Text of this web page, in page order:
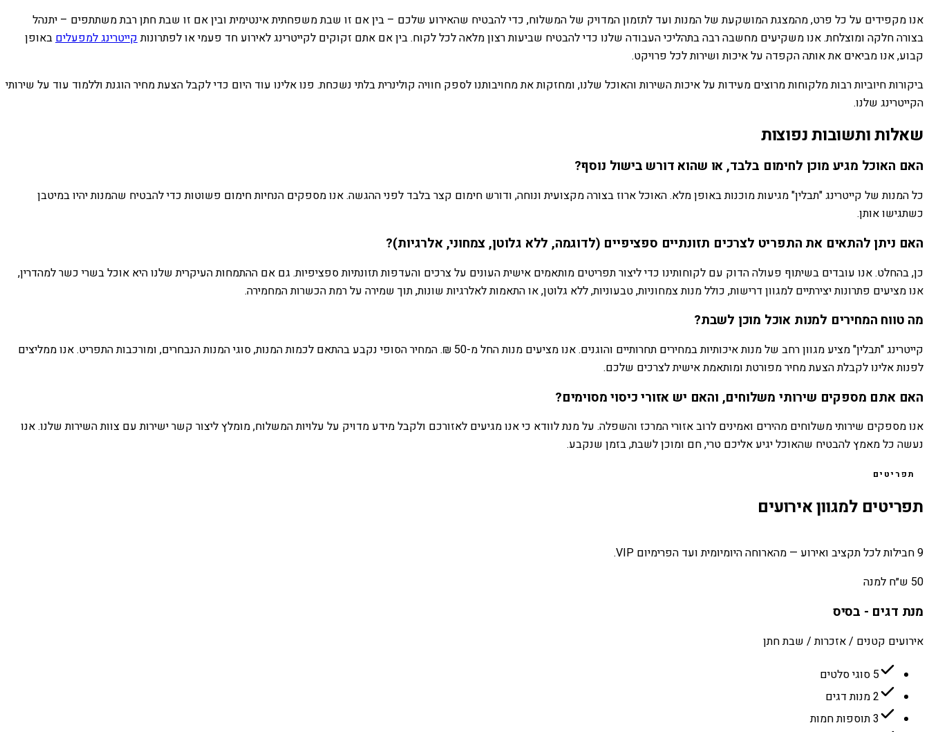
אנו מקפידים על כל פרט, מהמצגת המושקעת של המנות ועד לתזמון המדויק של המשלוח, כדי להבטיח שהאירוע שלכם – בין אם זו שבת משפחתית אינטימית ובין אם זו שבת חתן רבת משתתפים – יתנהל
בצורה חלקה ומוצלחת. אנו משקיעים מחשבה רבה בתהליכי העבודה שלנו כדי להבטיח שביעות רצון מלאה לכל לקוח. בין אם אתם זקוקים לקייטרינג לאירוע חד פעמי או לפתרונותקייטרינג למפעלים באופן
קבוע, אנו מביאים את אותה הקפדה על איכות ושירות לכל פרויקט.
ביקורות חיוביות רבות מלקוחות מרוצים מעידות על איכות השירות והאוכל שלנו, ומחזקות את מחויבותנו לספק חוויה קולינרית בלתי נשכחת. פנו אלינו עוד היום כדי לקבל הצעת מחיר הוגנת וללמוד עוד על שירותי
הקייטרינג שלנו.
שאלות ותשובות נפוצות
האם האוכל מגיע מוכן לחימום בלבד, או שהוא דורש בישול נוסף?
כל המנות של קייטרינג "תבלין" מגיעות מוכנות באופן מלא. האוכל ארוז בצורה מקצועית ונוחה, ודורש חימום קצר בלבד לפני ההגשה. אנו מספקים הנחיות חימום פשוטות כדי להבטיח שהמנות יהיו במיטבן
כשתגישו אותן.
האם ניתן להתאים את התפריט לצרכים תזונתיים ספציפיים (לדוגמה, ללא גלוטן, צמחוני, אלרגיות)?
כן, בהחלט. אנו עובדים בשיתוף פעולה הדוק עם לקוחותינו כדי ליצור תפריטים מותאמים אישית העונים על צרכים והעדפות תזונתיות ספציפיות. גם אם ההתמחות העיקרית שלנו היא אוכל בשרי כשר למהדרין,
אנו מציעים פתרונות יצירתיים למגוון דרישות, כולל מנות צמחוניות, טבעוניות, ללא גלוטן, או התאמות לאלרגיות שונות, תוך שמירה על רמת הכשרות המחמירה.
מה טווח המחירים למנות אוכל מוכן לשבת?
קייטרינג "תבלין" מציע מגוון רחב של מנות איכותיות במחירים תחרותיים והוגנים. אנו מציעים מנות החל מ-50 ₪. המחיר הסופי נקבע בהתאם לכמות המנות, סוגי המנות הנבחרים, ומורכבות התפריט. אנו ממליצים
לפנות אלינו לקבלת הצעת מחיר מפורטת ומותאמת אישית לצרכים שלכם.
האם אתם מספקים שירותי משלוחים, והאם יש אזורי כיסוי מסוימים?
אנו מספקים שירותי משלוחים מהירים ואמינים לרוב אזורי המרכז והשפלה. על מנת לוודא כי אנו מגיעים לאזורכם ולקבל מידע מדויק על עלויות המשלוח, מומלץ ליצור קשר ישירות עם צוות השירות שלנו. אנו
נעשה כל מאמץ להבטיח שהאוכל יגיע אליכם טרי, חם ומוכן לשבת, בזמן שנקבע.
תפריטים
תפריטים למגוון אירועים
9 חבילות לכל תקציב ואירוע — מהארוחה היומיומית ועד הפרימיום VIP.
50 ש״ח למנה
מנת דגים - בסיס
אירועים קטנים / אזכרות / שבת חתן
5 סוגי סלטים
2 מנות דגים
3 תוספות חמות